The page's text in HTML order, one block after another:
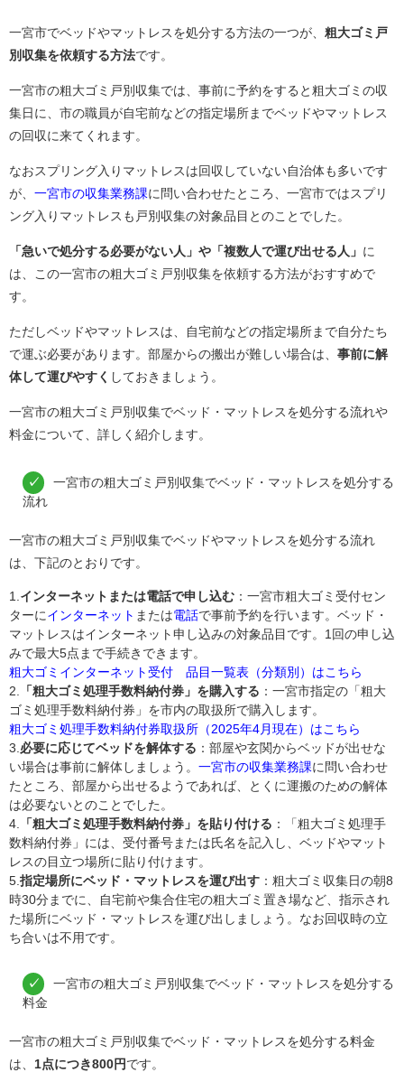
一宮市でベッドやマットレスを処分する方法の一つが、 粗大ゴミ戸
別収集を依頼する方法です。
一宮市の粗大ゴミ戸別収集では、事前に予約をすると粗大ゴミの収
集日に、市の職員が自宅前などの指定場所までベッドやマットレス
の回収に来てくれます。
なおスプリング入りマットレスは回収していない自治体も多いです
が、 一宮市の収集業務課に問い合わせたところ、一宮市ではスプリ
ング入りマットレスも戸別収集の対象品目とのことでした。
「急いで処分する必要がない人」や「複数人で運び出せる人」 に
は、この一宮市の粗大ゴミ戸別収集を依頼する方法がおすすめで
す。
ただしベッドやマットレスは、自宅前などの指定場所まで自分たち
で運ぶ必要があります。部屋からの搬出が難しい場合は、 事前に解
体して運びやすく しておきましょう。
一宮市の粗大ゴミ戸別収集でベッド・マットレスを処分する流れや
料金について、詳しく紹介します。
一宮市の粗大ゴミ戸別収集でベッド・マットレスを処分する
流れ
一宮市の粗大ゴミ戸別収集でベッドやマットレスを処分する流れ
は、下記のとおりです。
1. インターネットまたは電話で申し込む ：一宮市粗大ゴミ受付セン
ターにインターネット または電話で事前予約を行います。ベッド・
マットレスはインターネット申し込みの対象品目です。1回の申し込
みで最大5点まで手続きできます。
粗大ゴミインターネット受付 品目一覧表（分類別）はこちら
2.
「粗大ゴミ処理手数料納付券」を購入する ：一宮市指定の「粗大
ゴミ処理手数料納付券」を市内の取扱所で購入します。
粗大ゴミ処理手数料納付券取扱所（2025年4月現在）はこちら
3. 必要に応じてベッドを解体する ：部屋や玄関からベッドが出せな
い場合は事前に解体しましょう。 一宮市の収集業務課に問い合わせ
たところ、部屋から出せるようであれば、とくに運搬のための解体
は必要ないとのことでした。
4.
「粗大ゴミ処理手数料納付券」を貼り付ける ：「粗大ゴミ処理手
数料納付券」には、受付番号または氏名を記入し、ベッドやマット
レスの目立つ場所に貼り付けます。
5. 指定場所にベッド・マットレスを運び出す ：粗大ゴミ収集日の朝8
時30分までに、自宅前や集合住宅の粗大ゴミ置き場など、指示され
た場所にベッド・マットレスを運び出しましょう。なお回収時の立
ち合いは不用です。
一宮市の粗大ゴミ戸別収集でベッド・マットレスを処分する
料金
一宮市の粗大ゴミ戸別収集でベッド・マットレスを処分する料金
は、 1点につき800円です。